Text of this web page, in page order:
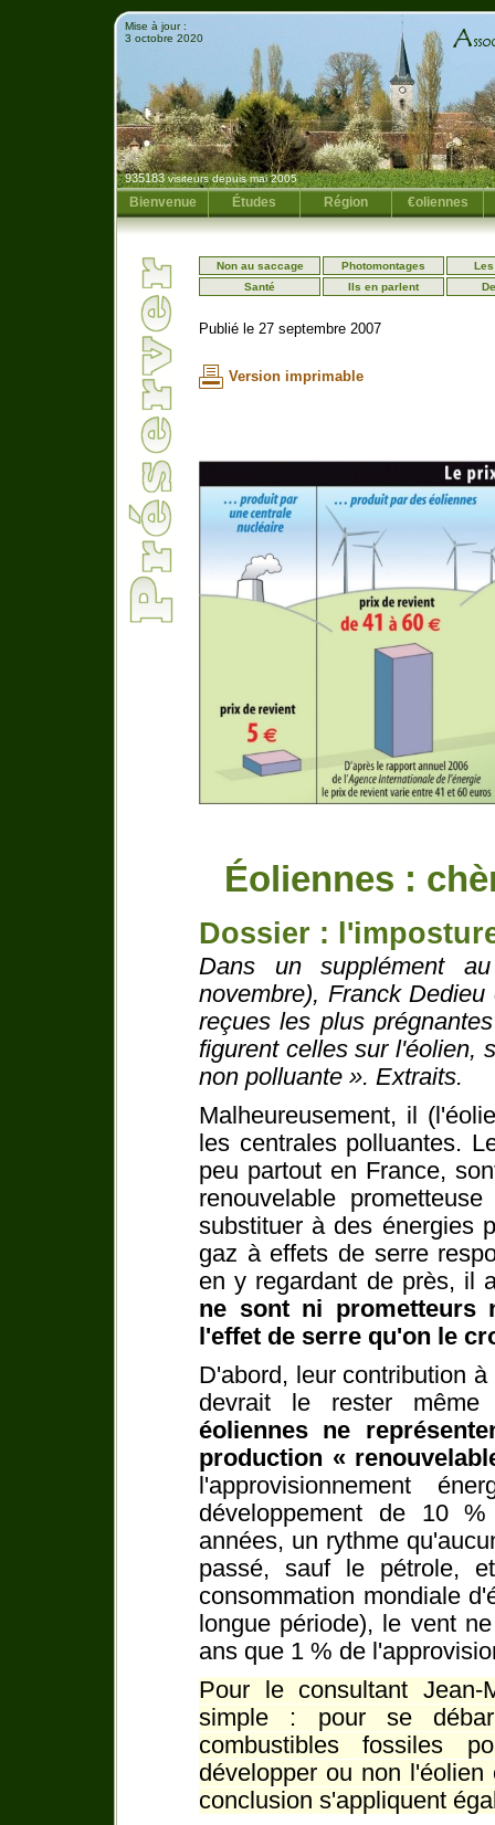
Mise à jour :
3 octobre 2020
935183visiteurs depuis mai 2005
Bienvenue Études Région €oliennes
Non au saccage Photomontages
Santé
Ils en parlent
Publié le 27 septembre 2007
Version imprimable
Éoliennes :
Dossier :
Dans un supplément
novembre), Franck
reçues les plus
figurent celles sur l'éolien,
non polluante ». Extraits.
Malheureusement, il
les centrales polluantes.
peu partout en France,
renouvelable
substituer à des énergies
gaz à effets de serre
en y regardant de près, il
ne sont ni prometteurs
l'effet de serre qu'on le
D'abord, leur contribution
devrait le rester
éoliennes ne
production «
l'approvisionnement
développement de 10
années, un rythme
passé, sauf le pétrole,
consommation mondiale
longue période), le vent
ans que 1 % de
Pour le consultant
simple : pour se
combustibles fossiles
développer ou non
conclusion s'appliquent